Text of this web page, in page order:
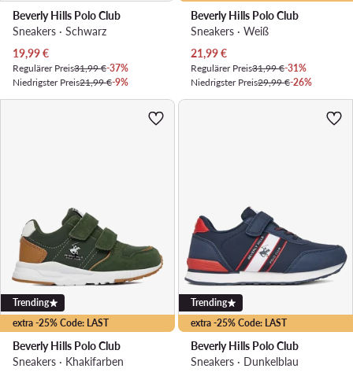
Beverly Hills Polo Club
Sneakers · Schwarz
Aktueller Preis
19,99€
Regulärer Preis31,99 €-37%
Niedrigster Preis21,99 €-9%
Beverly Hills Polo Club
Sneakers · Weiß
Aktueller Preis
21,99€
Regulärer Preis31,99 €-31%
Niedrigster Preis29,99 €-26%
extra -25% Code: LAST
Trending
Beverly Hills Polo Club
Sneakers · Khakifarben
extra -25% Code: LAST
Trending
Beverly Hills Polo Club
Sneakers · Dunkelblau